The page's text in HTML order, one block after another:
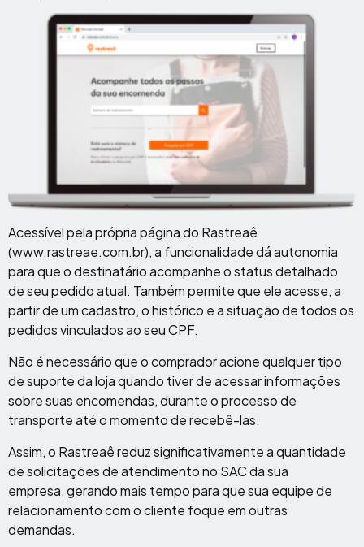
Acessível pela própria página do Rastreaê
(www.rastreae.com.br), a funcionalidade dá autonomia
para que o destinatário acompanhe o status detalhado
de seu pedido atual. Também permite que ele acesse, a
partir de um cadastro, o histórico e a situação de todos os
pedidos vinculados ao seu CPF.
Não é necessário que o comprador acione qualquer tipo
de suporte da loja quando tiver de acessar informações
sobre suas encomendas, durante o processo de
transporte até o momento de recebê-las.
Assim, o Rastreaê reduz significativamente a quantidade
de solicitações de atendimento no SAC da sua
empresa, gerando mais tempo para que sua equipe de
relacionamento com o cliente foque em outras
demandas.